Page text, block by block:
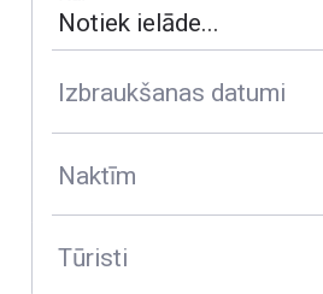
Izbraukšanas datumi
Naktīm
Tūristi